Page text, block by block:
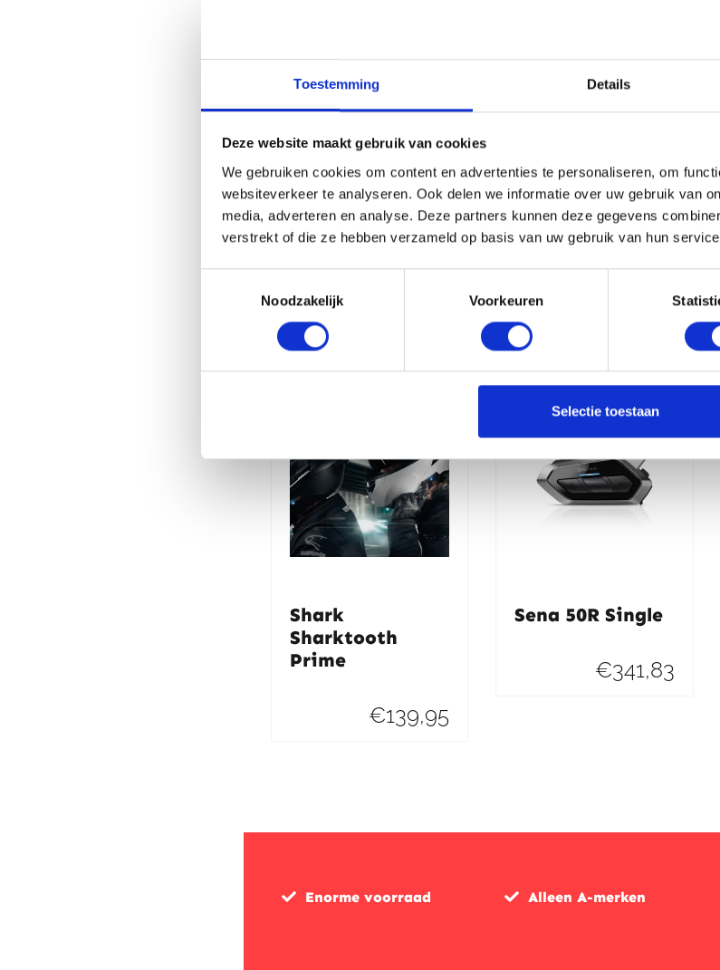
Toestemming Details
Deze website maakt gebruik van cookies
We gebruiken cookies om content en advertenties te personaliseren, om
websiteverkeer te analyseren. Ook delen we informatie over uw gebruik van
media, adverteren en analyse. Deze partners kunnen deze gegevens
verstrekt of die ze hebben verzameld op basis van uw gebruik van hun
Noodzakelijk
Voorkeuren
Selectie toestaan
Gerelateerde producten
Shark
Sharktooth
Prime
€139,95
Sena 50R Single
€341,83
Enorme voorraad Alleen A-merken